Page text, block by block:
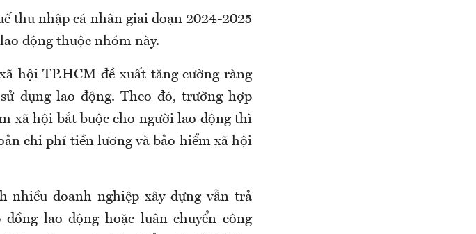
thu nhập cá nhân giai đoạn 2024-2025
động thuộc nhóm này.
hội TP.HCM đề xuất tăng cường ràng
dụng lao động. Theo đó, trường hợp
xã hội bắt buộc cho người lao động thì
chi phí tiền lương và bảo hiểm xã hội
nhiều doanh nghiệp xây dựng vẫn trả
lao động hoặc luân chuyển công